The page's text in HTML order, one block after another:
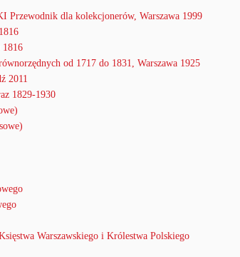
dla kolekcjonerów, Warszawa 1999
1816
od 1717 do 1831, Warszawa 1925
2011
1829-1930
Warszawskiego i Królestwa Polskiego